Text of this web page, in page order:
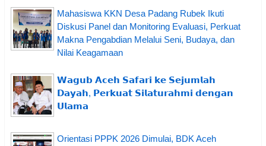
Mahasiswa KKN Desa Padang Rubek Ikuti
Diskusi Panel dan Monitoring Evaluasi, Perkuat
Makna Pengabdian Melalui Seni, Budaya, dan
Nilai Keagamaan
𝗪𝗮𝗴𝘂𝗯 𝗔𝗰𝗲𝗵 𝗦𝗮𝗳𝗮𝗿𝗶 𝗸𝗲 𝗦𝗲𝗷𝘂𝗺𝗹𝗮𝗵
𝗗𝗮𝘆𝗮𝗵, 𝗣𝗲𝗿𝗸𝘂𝗮𝘁 𝗦𝗶𝗹𝗮𝘁𝘂𝗿𝗮𝗵𝗺𝗶 𝗱𝗲𝗻𝗴𝗮𝗻
𝗨𝗹𝗮𝗺𝗮
Orientasi PPPK 2026 Dimulai, BDK Aceh